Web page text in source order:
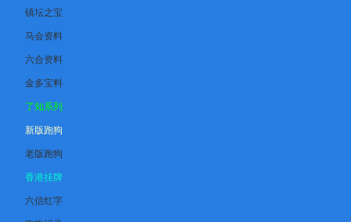
镇坛之宝
马会资料
六合资料
金多宝料
了知系列
新版跑狗
老版跑狗
香港挂牌
六信红字